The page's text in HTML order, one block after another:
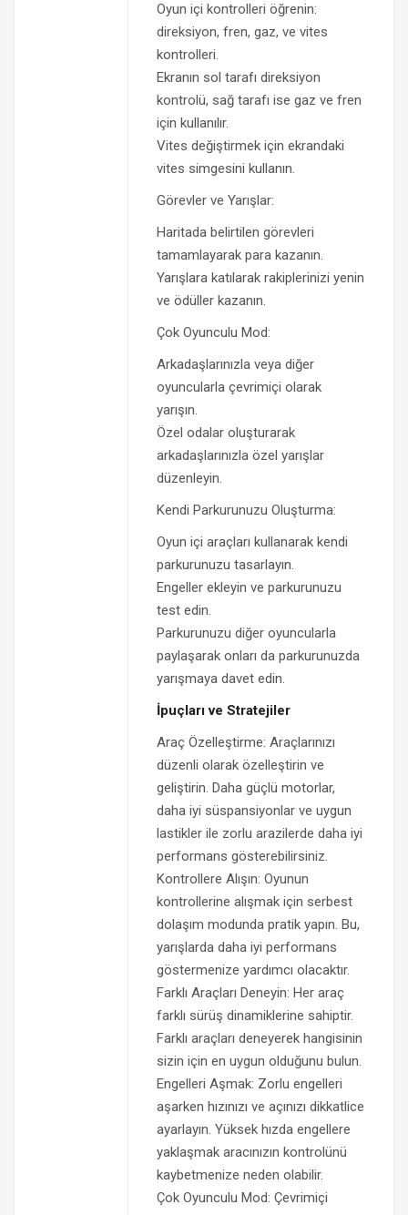
Oyun içi kontrolleri öğrenin:
direksiyon, fren, gaz, ve vites
kontrolleri.
Ekranın sol tarafı direksiyon
kontrolü, sağ tarafı ise gaz ve fren
için kullanılır.
Vites değiştirmek için ekrandaki
vites simgesini kullanın.
Görevler ve Yarışlar:
Haritada belirtilen görevleri
tamamlayarak para kazanın.
Yarışlara katılarak rakiplerinizi yenin
ve ödüller kazanın.
Çok Oyunculu Mod:
Arkadaşlarınızla veya diğer
oyuncularla çevrimiçi olarak
yarışın.
Özel odalar oluşturarak
arkadaşlarınızla özel yarışlar
düzenleyin.
Kendi Parkurunuzu Oluşturma:
Oyun içi araçları kullanarak kendi
parkurunuzu tasarlayın.
Engeller ekleyin ve parkurunuzu
test edin.
Parkurunuzu diğer oyuncularla
paylaşarak onları da parkurunuzda
yarışmaya davet edin.
İpuçları ve Stratejiler
Araç Özelleştirme: Araçlarınızı
düzenli olarak özelleştirin ve
geliştirin. Daha güçlü motorlar,
daha iyi süspansiyonlar ve uygun
lastikler ile zorlu arazilerde daha iyi
performans gösterebilirsiniz.
Kontrollere Alışın: Oyunun
kontrollerine alışmak için serbest
dolaşım modunda pratik yapın. Bu,
yarışlarda daha iyi performans
göstermenize yardımcı olacaktır.
Farklı Araçları Deneyin: Her araç
farklı sürüş dinamiklerine sahiptir.
Farklı araçları deneyerek hangisinin
sizin için en uygun olduğunu bulun.
Engelleri Aşmak: Zorlu engelleri
aşarken hızınızı ve açınızı dikkatlice
ayarlayın. Yüksek hızda engellere
yaklaşmak aracınızın kontrolünü
kaybetmenize neden olabilir.
Çok Oyunculu Mod: Çevrimiçi